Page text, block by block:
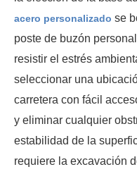
acero personalizado se
poste de buzón
resistir el estrés
seleccionar una
carretera con fácil
y eliminar cualquier
estabilidad de la
requiere la excavación